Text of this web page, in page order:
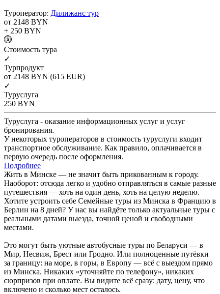
Туроператор: Дилижанс тур
от 2148 BYN
+ 250 BYN
Cтоимость тура
✓
Турпродукт
от 2148 BYN (615 EUR)
✓
Туруслуга
250 BYN
Туруслуга - оказание информационных услуг и услуг
бронирования.
У некоторых туроператоров в стоимость туруслуги входит
транспортное обслуживание. Как правило, оплачивается в
первую очередь после оформления.
Подробнее
Жить в Минске — не значит быть прикованным к городу.
Наоборот: отсюда легко и удобно отправляться в самые разные
путешествия — хоть на один день, хоть на целую неделю.
Хотите устроить себе Семейные туры из Минска в Францию в
Берлин на 8 дней? У нас вы найдёте только актуальные туры с
реальными датами выезда, точной ценой и свободными
местами.
Это могут быть уютные автобусные туры по Беларуси — в
Мир, Несвиж, Брест или Гродно. Или полноценные путёвки
за границу: на море, в горы, в Европу — всё с выездом прямо
из Минска. Никаких «уточняйте по телефону», никаких
сюрпризов при оплате. Вы видите всё сразу: дату, цену, что
включено и сколько мест осталось.